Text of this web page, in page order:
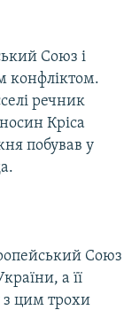
Союз і
конфліктом.
речник
Кріса
побував у
Союз
а її
з цим трохи